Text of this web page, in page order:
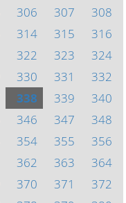
306 307
308
314 315
316
322 323
324
330 331
332
338 339
340
346 347
348
354 355
356
362 363
364
370 371
372